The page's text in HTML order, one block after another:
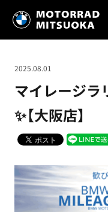
マイレージラ
✨【大阪店】
2025.08.01